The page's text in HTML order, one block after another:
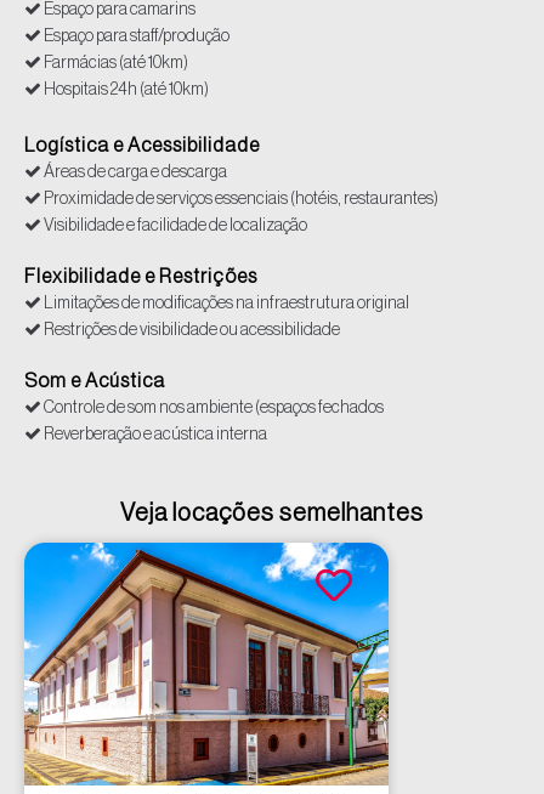
Espaço para camarins
Espaço para staff/produção
Farmácias (até 10km)
Hospitais 24h (até 10km)
Polícia (até 10km)
Supermercados (até 10 km)
Tomadas
Logística e Acessibilidade
Áreas de carga e descarga
Proximidade de serviços essenciais (hotéis, restaurantes)
Visibilidade e facilidade de localização
Flexibilidade e Restrições
Limitações de modificações na infraestrutura original
Restrições de visibilidade ou acessibilidade
Som e Acústica
Controle de som nos ambiente (espaços fechados
Reverberação e acústica interna
Veja locações semelhantes